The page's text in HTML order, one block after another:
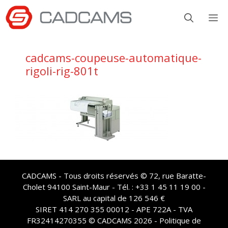
Aller
au
contenu
cadcams-coupeuse-automatique-
rigoli-rig-801t
CADCAMS - Tous droits réservés © 72, rue Baratte-
Cholet 94100 Saint-Maur - Tél. : +33 1 45 11 19 00 -
SARL au capital de 126 546 €
SIRET 414 270 355 00012 - APE 722A - TVA
FR32414270355 © CADCAMS 2026 - Politique de